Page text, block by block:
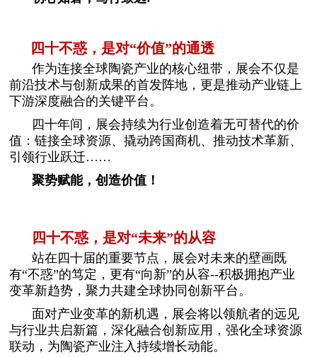
四十不惑，是对“价值”的通透
作为连接全球陶瓷产业的核心纽带，展会不仅是
前沿技术与创新成果的首发阵地，更是推动产业链上
下游深度融合的关键平台。
四十年间，展会持续为行业创造着无可替代的价
值：链接全球资源、撬动跨国商机、推动技术革新、
引领行业跃迁……
聚势赋能，创造价值！
四十不惑，是对“未来”的从容
站在四十届的重要节点，展会对未来的壁画既
有“不惑”的笃定，更有“向新”的从容--积极拥抱产业
变革新趋势，聚力共建全球协同创新平台。
面对产业变革的新机遇，展会将以领航者的远见
与行业共启新篇，深化融合创新应用，强化全球资源
联动，为陶瓷产业注入持续增长动能。